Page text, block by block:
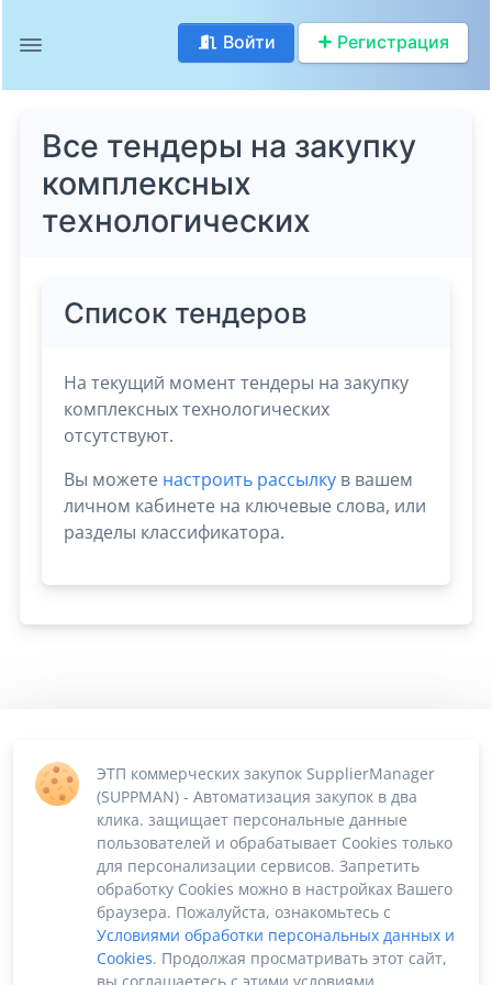
Войти Регистрация
Все тендеры на закупку
комплексных
технологических
Список тендеров
На текущий момент тендеры на закупку
комплексных технологических
отсутствуют.
Вы можете настроить рассылку в вашем
личном кабинете на ключевые слова, или
разделы классификатора.
ЭТП коммерческих закупок SupplierManager
(SUPPMAN) - Автоматизация закупок в два
клика. защищает персональные данные
пользователей и обрабатывает Cookies только
для персонализации сервисов. Запретить
обработку Cookies можно в настройках Вашего
браузера. Пожалуйста, ознакомьтесь с
Условиями обработки персональных данных и
Cookies. Продолжая просматривать этот сайт,